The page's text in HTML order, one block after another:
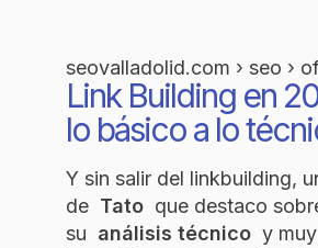
seovalladolid.com › seo ›
Link Building en
lo básico a lo
Y sin salir del linkbuilding,
de Tato que destaco
su análisis técnico y